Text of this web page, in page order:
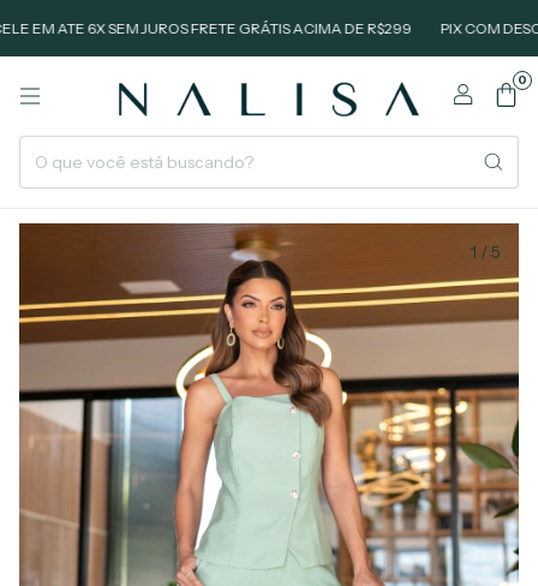
ATE 6X SEM JUROS FRETE GRÁTIS ACIMA DE R$299 PIX COM
0
1 / 5